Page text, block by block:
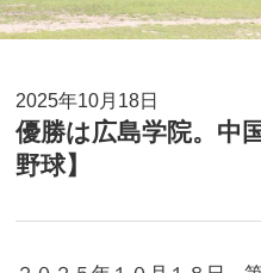
2025年10月18日
優勝は広島学院。中
野球】